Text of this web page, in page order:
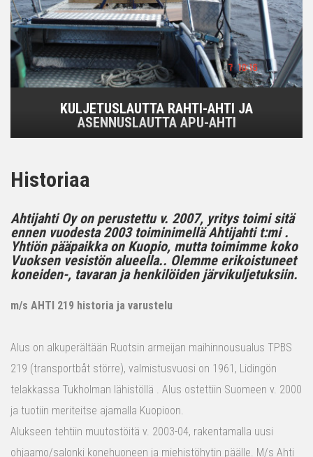
KULJETUSLAUTTA RAHTI-AHTI JA
ASENNUSLAUTTA APU-AHTI
Historiaa
Ahtijahti Oy on perustettu v. 2007, yritys toimi sitä
ennen vuodesta 2003 toiminimellä Ahtijahti t:mi .
Yhtiön pääpaikka on Kuopio, mutta toimimme koko
Vuoksen vesistön alueella.. Olemme erikoistuneet
koneiden-, tavaran ja henkilöiden järvikuljetuksiin.
m/s AHTI 219 historia ja varustelu
Alus on alkuperältään Ruotsin armeijan maihinnousualus TPBS
219 (transportbåt större), valmistusvuosi on 1961, Lidingön
telakkassa Tukholman lähistöllä . Alus ostettiin Suomeen v. 2000
ja tuotiin meriteitse ajamalla Kuopioon.
Alukseen tehtiin muutostöitä v. 2003-04, rakentamalla uusi
ohjaamo/salonki konehuoneen ja miehistöhytin päälle. M/s Ahti